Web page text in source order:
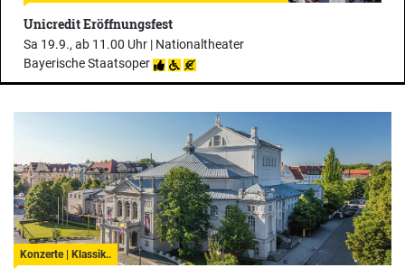
Unicredit Eröffnungsfest
Sa 19.9., ab 11.00 Uhr | Nationaltheater
Bayerische Staatsoper
Konzerte | Klassik..